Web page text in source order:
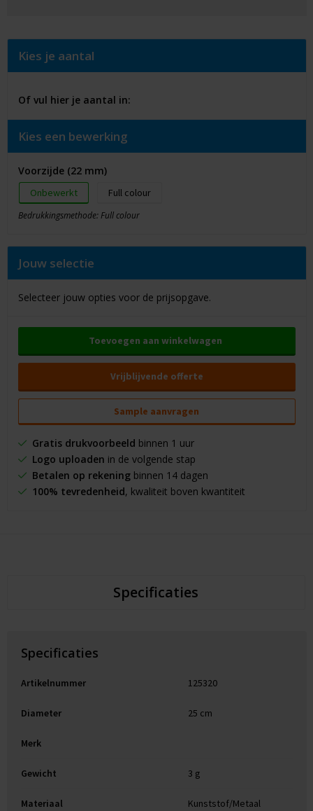
Kies je aantal
Of vul hier je aantal in:
Kies een bewerking
Voorzijde (22 mm)
Onbewerkt Full colour
Bedrukkingsmethode: Full colour
Jouw selectie
Selecteer jouw opties voor de prijsopgave.
Toevoegen aan winkelwagen
Vrijblijvende offerte
Sample aanvragen
Gratis drukvoorbeeld binnen 1 uur
Logo uploaden in de volgende stap
Betalen op rekeningbinnen 14 dagen
100% tevredenheid, kwaliteit boven kwantiteit
Specificaties
Specificaties
Artikelnummer 125320
Diameter 25 cm
Merk
Gewicht 3 g
Materiaal Kunststof/Metaal